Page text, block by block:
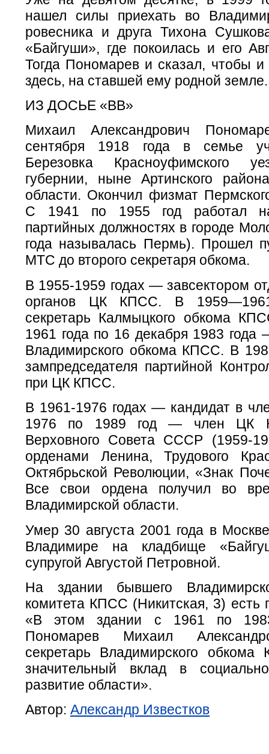
нашел силы приехать во
ровесника и друга Тихона
«Байгуши», где покоилась и его
Тогда Пономарев и сказал, чтобы и
здесь, на ставшей ему родной земле.
ИЗ ДОСЬЕ «ВВ»
Михаил Александрович
сентября 1918 года в семье
Березовка Красноуфимского
губернии, ныне Артинского
области. Окончил физмат
С 1941 по 1955 год работал
партийных должностях в городе
года называлась Пермь). Прошел
МТС до второго секретаря обкома.
В 1955-1959 годах — завсектором
органов ЦК КПСС. В
секретарь Калмыцкого обкома
1961 года по 16 декабря 1983 года
Владимирского обкома КПСС. В
зампредседателя партийной
при ЦК КПСС.
В 1961-1976 годах — кандидат в
1976 по 1989 год — член ЦК
Верховного Совета СССР (1959-
орденами Ленина, Трудового
Октябрьской Революции, «Знак
Все свои ордена получил во
Владимирской области.
Умер 30 августа 2001 года в
Владимире на кладбище
супругой Августой Петровной.
На здании бывшего
комитета КПСС (Никитская, 3) есть
«В этом здании с 1961 по
Пономарев Михаил
секретарь Владимирского
значительный вклад в
развитие области».
Автор: Александр Известков